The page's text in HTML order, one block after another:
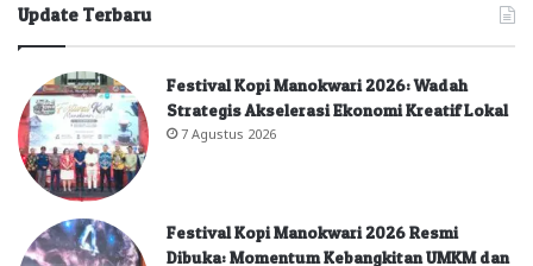
Update Terbaru
Festival Kopi Manokwari 2026: Wadah
Strategis Akselerasi Ekonomi Kreatif Lokal
7 Agustus 2026
Festival Kopi Manokwari 2026 Resmi
Dibuka: Momentum Kebangkitan UMKM dan